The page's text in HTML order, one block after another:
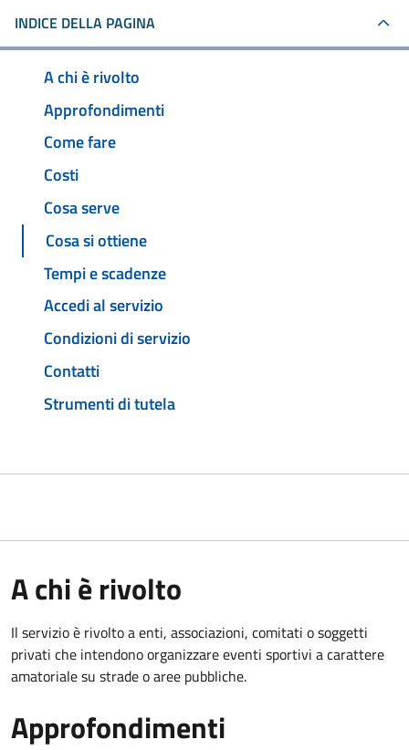
INDICE DELLA PAGINA
A chi è rivolto
Approfondimenti
Come fare
Costi
Cosa serve
Cosa si ottiene
Tempi e scadenze
Accedi al servizio
Condizioni di servizio
Contatti
Strumenti di tutela
A chi è rivolto
Il servizio è rivolto a enti, associazioni, comitati o soggetti
privati che intendono organizzare eventi sportivi a carattere
amatoriale su strade o aree pubbliche.
Approfondimenti